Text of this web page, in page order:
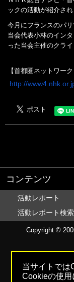
当サイトでは
Cookieの使用
ックの活動が紹介され
今月にフランスのパ
当会代表小林のイン
った当会主催のクラ
【首都圏ネットワーク
http://
コンテンツ
活動レポート
活動レポート検索
Copyright ©